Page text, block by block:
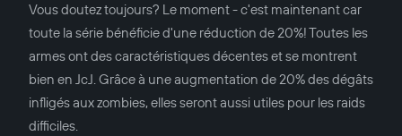
Vous doutez toujours? Le moment - c'est maintenant car
toute la série bénéficie d'une réduction de 20%! Toutes les
armes ont des caractéristiques décentes et se montrent
bien en JcJ. Grâce à une augmentation de 20% des dégâts
infligés aux zombies, elles seront aussi utiles pour les raids
difficiles.